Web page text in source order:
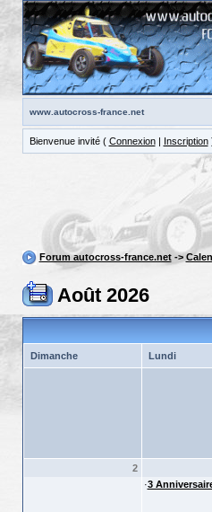
www.autocross-france.net
Bienvenue invité ( Connexion| Inscription
Forum autocross-france.net->
Août 2026
Dimanche Lundi
2
·3